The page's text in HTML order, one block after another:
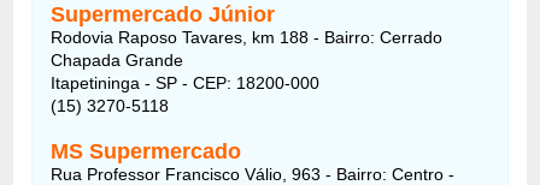
Supermercado Júnior
Rodovia Raposo Tavares, km 188 - Bairro: Cerrado
Chapada Grande
Itapetininga - SP - CEP: 18200-000
(15) 3270-5118
MS Supermercado
Rua Professor Francisco Válio, 963 - Bairro: Centro -